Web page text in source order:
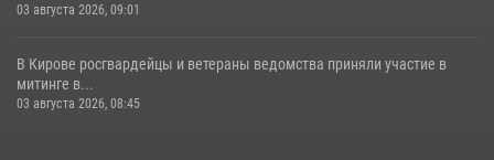
03 августа 2026, 09:01
В Кирове росгвардейцы и ветераны ведомства приняли участие в
митинге в...
03 августа 2026, 08:45